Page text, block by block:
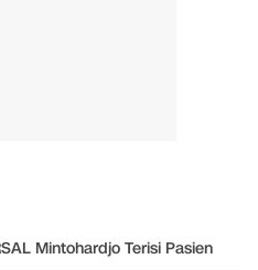
Mintohardjo Terisi Pasien